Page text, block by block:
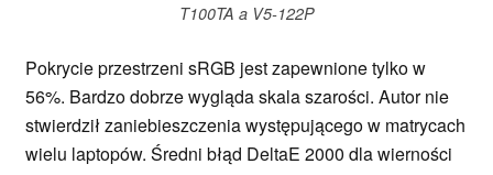
T100TA a V5-122P
Pokrycie przestrzeni sRGB jest zapewnione tylko w
56%. Bardzo dobrze wygląda skala szarości. Autor nie
stwierdził zaniebieszczenia występującego w matrycach
wielu laptopów. Średni błąd DeltaE 2000 dla wierności